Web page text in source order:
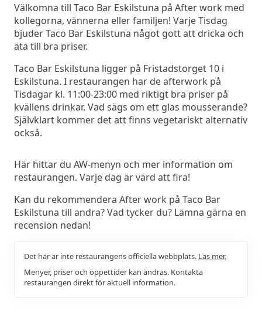
Välkomna till Taco Bar Eskilstuna på After work med
kollegorna, vännerna eller familjen! Varje Tisdag
bjuder Taco Bar Eskilstuna något gott att dricka och
äta till bra priser.
Taco Bar Eskilstuna ligger på Fristadstorget 10 i
Eskilstuna. I restaurangen har de afterwork på
Tisdagar kl. 11:00-23:00 med riktigt bra priser på
kvällens drinkar. Vad sägs om ett glas mousserande?
Självklart kommer det att finns vegetariskt alternativ
också.
Här hittar du AW-menyn och mer information om
restaurangen. Varje dag är värd att fira!
Kan du rekommendera After work på Taco Bar
Eskilstuna till andra? Vad tycker du? Lämna gärna en
recension nedan!
Det här är inte restaurangens officiella webbplats. Läs mer.
Menyer, priser och öppettider kan ändras. Kontakta
restaurangen direkt för aktuell information.